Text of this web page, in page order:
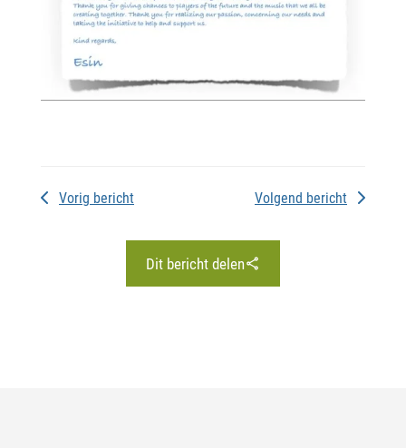
Vorig bericht Volgend bericht
Dit bericht delen